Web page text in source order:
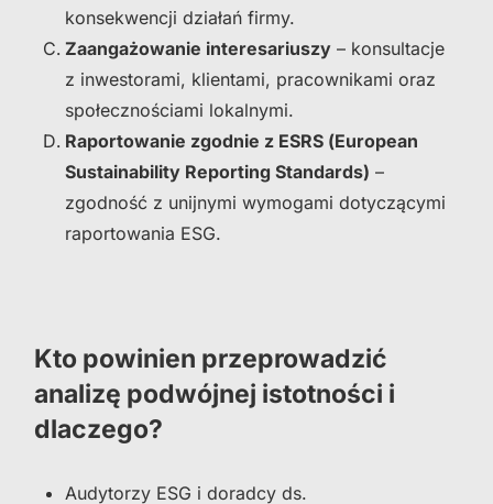
konsekwencji działań firmy.
Zaangażowanie interesariuszy – konsultacje
z inwestorami, klientami, pracownikami oraz
społecznościami lokalnymi.
Raportowanie zgodnie z ESRS (European
Sustainability Reporting Standards) –
zgodność z unijnymi wymogami dotyczącymi
raportowania ESG.
Kto powinien przeprowadzić
analizę podwójnej istotności i
dlaczego?
Audytorzy ESG i doradcy ds.